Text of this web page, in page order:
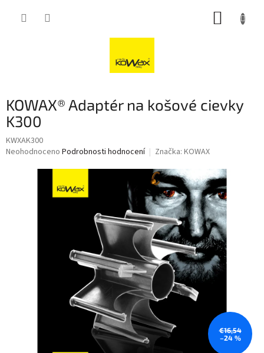
KOWAX® Adaptér na košové cievky
K300
KWXAK300
Průměrné
Neohodnoceno Podrobnosti hodnocení Značka: KOWAX
€16,54
–24 %